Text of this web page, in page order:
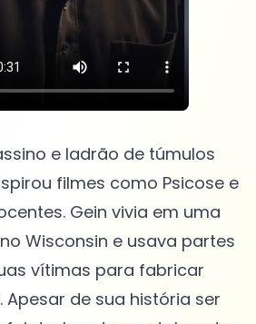
e ladrão de túmulos
filmes como Psicose e
Gein vivia em uma
Wisconsin e usava partes
vítimas para fabricar
Apesar de sua história ser